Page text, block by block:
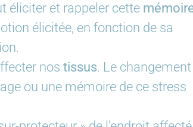
éliciter et rappeler cette
élicitée, en fonction de sa
nos tissus. Le changement
ou une mémoire de ce stress